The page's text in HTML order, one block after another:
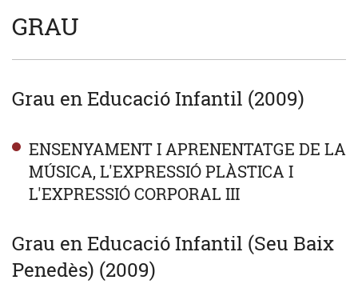
GRAU
Grau en Educació Infantil (2009)
ENSENYAMENT I APRENENTATGE DE LA
MÚSICA, L'EXPRESSIÓ PLÀSTICA I
L'EXPRESSIÓ CORPORAL III
Grau en Educació Infantil (Seu Baix
Penedès) (2009)